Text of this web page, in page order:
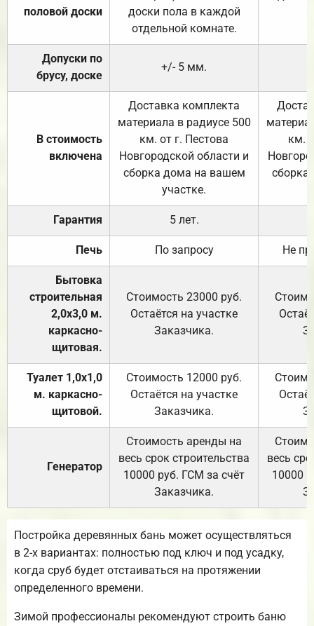
половой доски
доски пола в каждой
отдельной комнате.
Допуски по
брусу, доске
+/- 5 мм.
В стоимость
включена
Доставка комплекта
материала в радиусе 500
км. от г. Пестова
Новгородской области и
сборка дома на вашем
участке.
км.
Гарантия 5 лет.
Печь По запросу Не
Бытовка
строительная
2,0х3,0 м.
каркасно-
щитовая.
Стоимость 23000 руб.
Остаётся на участке
Заказчика.
Туалет 1,0х1,0
м. каркасно-
щитовой.
Стоимость 12000 руб.
Остаётся на участке
Заказчика.
Генератор
Стоимость аренды на
весь срок строительства
10000 руб. ГСМ за счёт
Заказчика.
весь
10000
Постройка деревянных бань может осуществляться
в 2-х вариантах: полностью под ключ и под усадку,
когда сруб будет отстаиваться на протяжении
определенного времени.
Зимой профессионалы рекомендуют строить баню